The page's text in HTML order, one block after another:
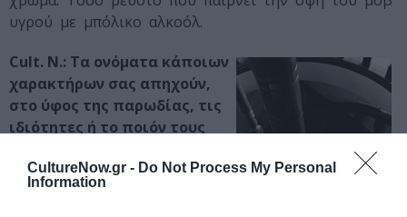
CultureNow.gr - Do Not Process My Personal
Information
υγρού με μπόλικο αλκοόλ.
Cult. N.: Τα ονόματα κάποιων
χαρακτήρων σας απηχούν,
στο ύφος της παρωδίας, τις
ιδιότητες ή το ποιόν τους
μαύρο χιούμορ. Είναι μια
τακτική προκειμένου να